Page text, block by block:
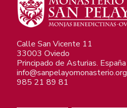
Calle San Vicente 11
33003 Oviedo
Principado de Asturias. España
info@sanpelayomonasterio.org
985 21 89 81